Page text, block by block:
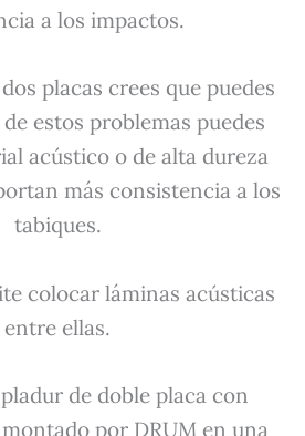
a los impactos.
placas crees que puedes
estos problemas puedes
acústico o de alta dureza
más consistencia a los
tabiques.
colocar láminas acústicas
entre ellas.